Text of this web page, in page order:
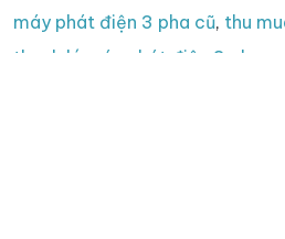
máy phát điện 3 pha cũ, thu
thanh lý máy phát điện 3 pha